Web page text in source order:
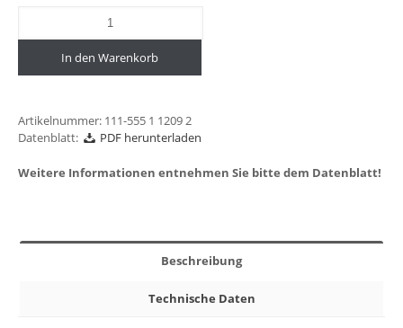
In den Warenkorb
Artikelnummer: 111-555 1 1209 2
Datenblatt:
PDF herunterladen
Weitere Informationen entnehmen Sie bitte dem Datenblatt!
Beschreibung
Technische Daten